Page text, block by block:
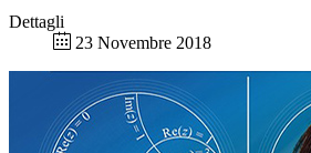
Dettagli
23 Novembre 2018